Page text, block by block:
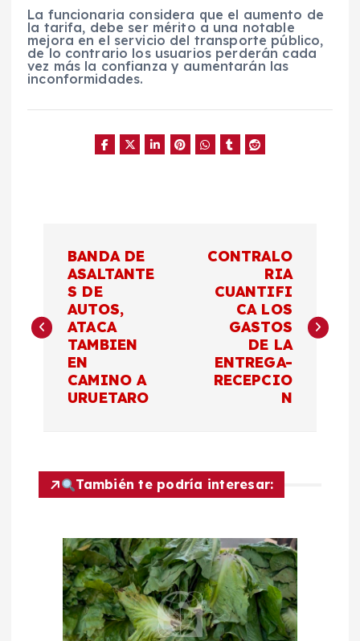
La funcionaria considera que el aumento de
la tarifa, debe ser mérito a una notable
mejora en el servicio del transporte público,
de lo contrario los usuarios perderán cada
vez más la confianza y aumentarán las
inconformidades.
v
c
BANDA DE
ASALTANTE
S DE
AUTOS,
ATACA
TAMBIEN
EN
CAMINO A
URUETARO
CONTRALO
RIA
CUANTIFI
CA LOS
GASTOS
DE LA
ENTREGA-
RECEPCIO
N
También te podría interesar: